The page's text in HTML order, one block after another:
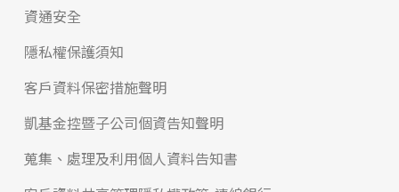
資通安全
隱私權保護須知
客戶資料保密措施聲明
凱基金控暨子公司個資告知聲明
蒐集、處理及利用個人資料告知書